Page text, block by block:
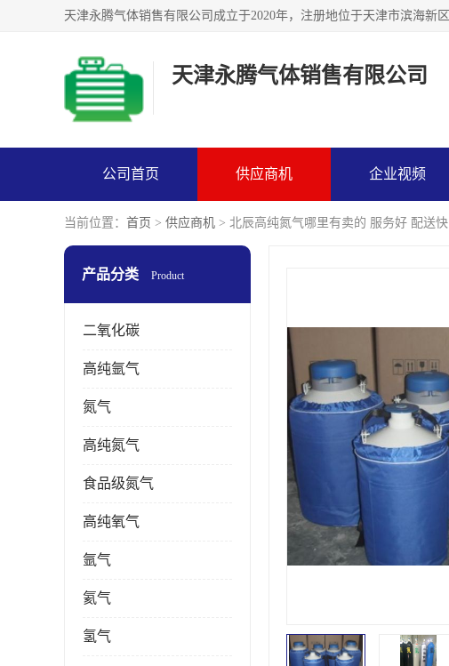
天津永腾气体销售有限公司
公司首页 供应商机 企业视频
当前位置： 首页 > 供应商机 > 北辰高纯氮气哪里有卖的 服务好 配送快
产品分类 Product
二氧化碳
高纯氩气
氮气
高纯氮气
食品级氮气
高纯氧气
氩气
氦气
氢气